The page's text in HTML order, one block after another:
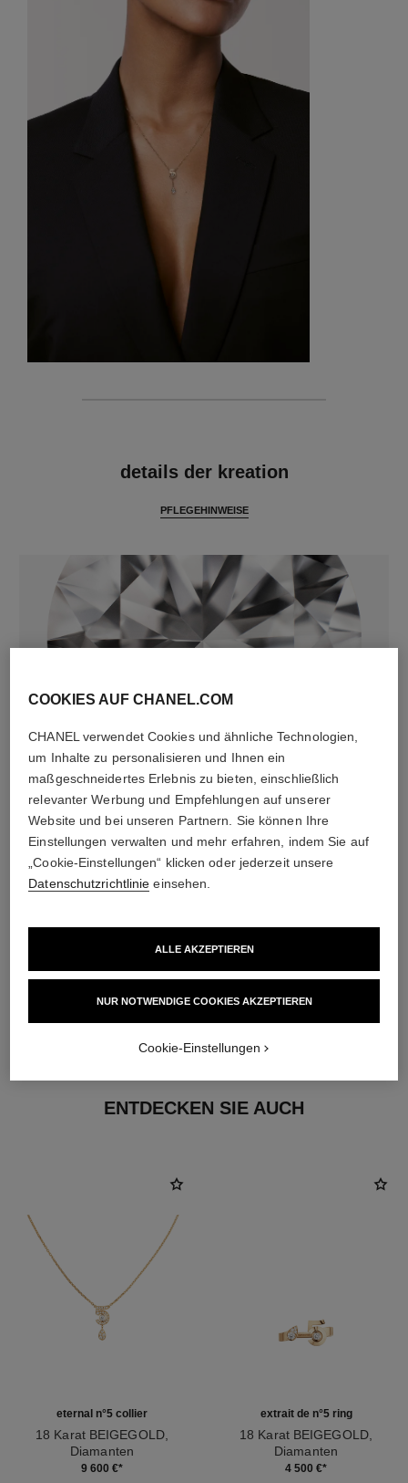
details der kreation
PFLEGEHINWEISE
diamanten
5 Diamanten im Brillantschliff von insgesamt 0,16ct
Die Merkmale jeder Kreation können variieren**
ENTDECKEN SIE AUCH
eternal n°5 collier
18 Karat BEIGEGOLD,
Diamanten
9 600 €*
extrait de n°5 ring
18 Karat BEIGEGOLD,
Diamanten
4 500 €*
COOKIES AUF CHANEL.COM
CHANEL verwendet Cookies und ähnliche Technologien,
um Inhalte zu personalisieren und Ihnen ein
maßgeschneidertes Erlebnis zu bieten, einschließlich
relevanter Werbung und Empfehlungen auf unserer
Website und bei unseren Partnern. Sie können Ihre
Einstellungen verwalten und mehr erfahren, indem Sie auf
„Cookie-Einstellungen“ klicken oder jederzeit unsere
Datenschutzrichtlinie einsehen.
NUR NOTWENDIGE COOKIES AKZEPTIEREN
ALLE AKZEPTIEREN
Cookie-Einstellungen